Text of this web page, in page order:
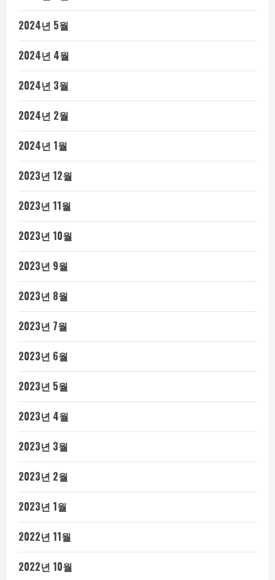
2024년 5월
2024년 4월
2024년 3월
2024년 2월
2024년 1월
2023년 12월
2023년 11월
2023년 10월
2023년 9월
2023년 8월
2023년 7월
2023년 6월
2023년 5월
2023년 4월
2023년 3월
2023년 2월
2023년 1월
2022년 11월
2022년 10월